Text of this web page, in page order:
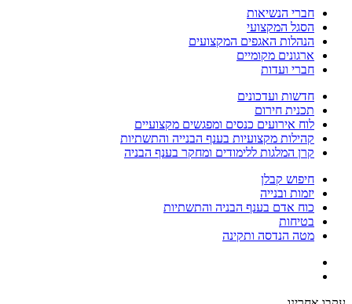
חברי הנשיאות
הסגל המקצועי
הנהלות האגפים המקצועים
ארגונים מקומיים
חברי ועדות
חדשות ועדכונים
תכנית חירום
לוח אירועים כנסים ומפגשים מקצועיים
קהילות מקצועיות בענף הבנייה והתשתיות
קרן המלגות ללימודים ומחקר בענף הבניה
חיפוש קבלן
יזמות ובנייה
כוח אדם בענף הבניה והתשתיות
בטיחות
מטה הנדסה ותקינה